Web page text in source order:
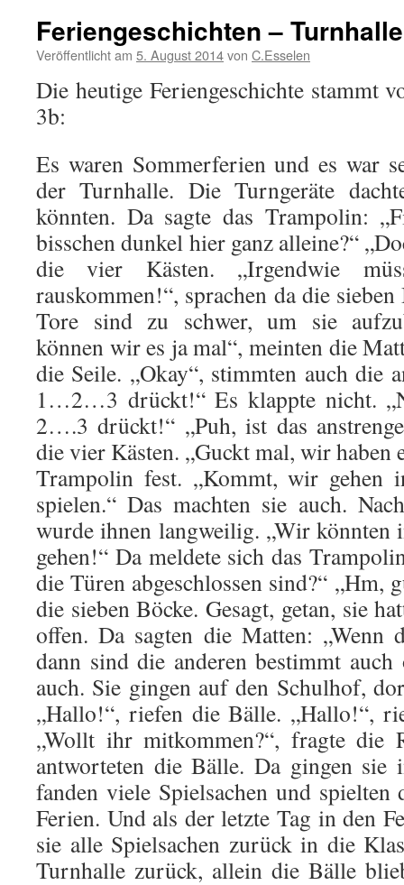
Feriengeschichten –
Veröffentlicht am 5. August 2014von C.Esselen
Die heutige Feriengeschichte stammt
3b:
Es waren Sommerferien und es war
der Turnhalle. Die Turngeräte
könnten. Da sagte das Trampolin:
bisschen dunkel hier ganz alleine?“
die vier Kästen. „Irgendwie
rauskommen!“, sprachen da die
Tore sind zu schwer, um sie
können wir es ja mal“, meinten die
die Seile. „Okay“, stimmten auch die
1…2…3 drückt!“ Es klappte nicht.
2….3 drückt!“ „Puh, ist das
die vier Kästen. „Guckt mal, wir haben
Trampolin fest. „Kommt, wir gehen
spielen.“ Das machten sie auch.
wurde ihnen langweilig. „Wir könnten
gehen!“ Da meldete sich das
die Türen abgeschlossen sind?“ „Hm,
die sieben Böcke. Gesagt, getan, sie
offen. Da sagten die Matten: „Wenn
dann sind die anderen bestimmt
auch. Sie gingen auf den Schulhof,
„Hallo!“, riefen die Bälle. „Hallo!“,
„Wollt ihr mitkommen?“, fragte die
antworteten die Bälle. Da gingen sie
fanden viele Spielsachen und spielten
Ferien. Und als der letzte Tag in den
sie alle Spielsachen zurück in die
Turnhalle zurück, allein die Bälle